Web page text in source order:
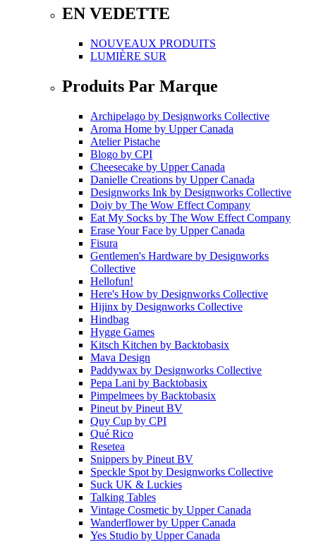
EN VEDETTE
NOUVEAUX PRODUITS
LUMIÈRE SUR
Produits Par Marque
Archipelago by Designworks Collective
Aroma Home by Upper Canada
Atelier Pistache
Blogo by CPI
Cheesecake by Upper Canada
Danielle Creations by Upper Canada
Designworks Ink by Designworks Collective
Doiy by The Wow Effect Company
Eat My Socks by The Wow Effect Company
Erase Your Face by Upper Canada
Fisura
Gentlemen's Hardware by Designworks
Collective
Hellofun!
Here's How by Designworks Collective
Hijinx by Designworks Collective
Hindbag
Hygge Games
Kitsch Kitchen by Backtobasix
Mava Design
Paddywax by Designworks Collective
Pepa Lani by Backtobasix
Pimpelmees by Backtobasix
Pineut by Pineut BV
Quy Cup by CPI
Qué Rico
Resetea
Snippers by Pineut BV
Speckle Spot by Designworks Collective
Suck UK & Luckies
Talking Tables
Vintage Cosmetic by Upper Canada
Wanderflowerby Upper Canada
Yes Studio by Upper Canada